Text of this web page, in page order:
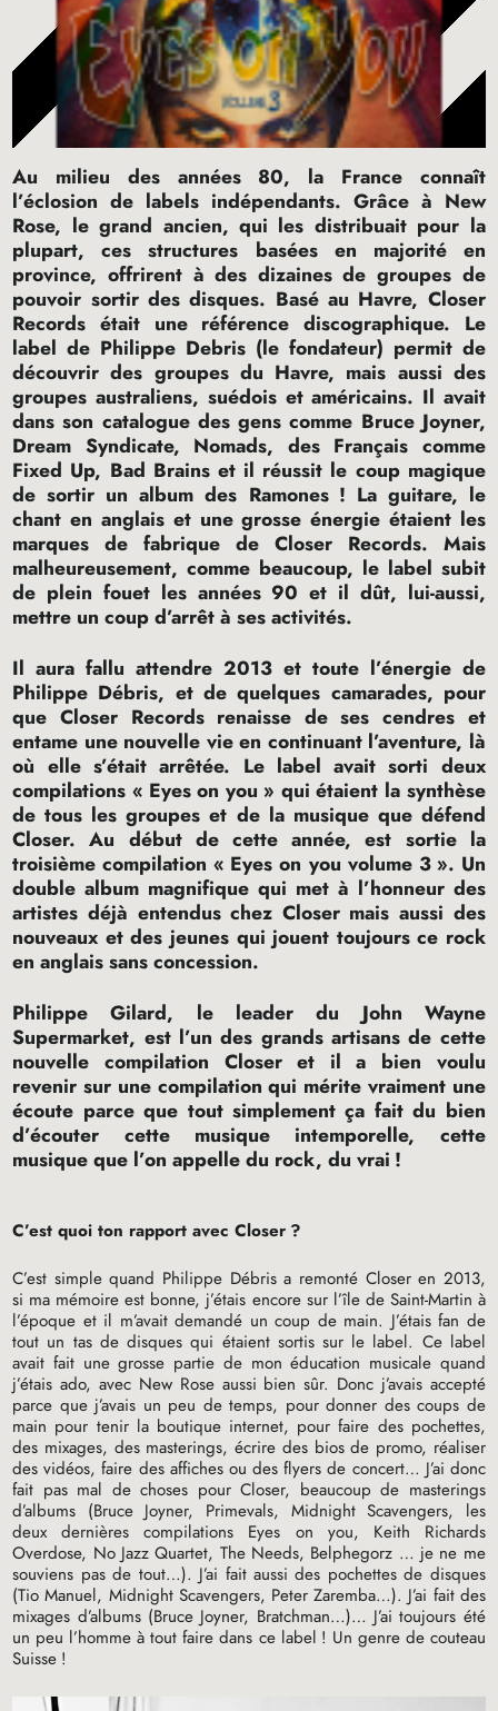
Au milieu des années 80, la France connaît
l’éclosion de labels indépendants. Grâce à New
Rose, le grand ancien, qui les distribuait pour la
plupart, ces structures basées en majorité en
province, offrirent à des dizaines de groupes de
pouvoir sortir des disques. Basé au Havre, Closer
Records était une référence discographique. Le
label de Philippe Debris (le fondateur) permit de
découvrir des groupes du Havre, mais aussi des
groupes australiens, suédois et américains. Il avait
dans son catalogue des gens comme Bruce Joyner,
Dream Syndicate, Nomads, des Français comme
Fixed Up, Bad Brains et il réussit le coup magique
de sortir un album des Ramones ! La guitare, le
chant en anglais et une grosse énergie étaient les
marques de fabrique de Closer Records. Mais
malheureusement, comme beaucoup, le label subit
de plein fouet les années 90 et il dût, lui-aussi,
mettre un coup d’arrêt à ses activités.
Il aura fallu attendre 2013 et toute l’énergie de
Philippe Débris, et de quelques camarades, pour
que Closer Records renaisse de ses cendres et
entame une nouvelle vie en continuant l’aventure, là
où elle s’était arrêtée. Le label avait sorti deux
compilations « Eyes on you » qui étaient la synthèse
de tous les groupes et de la musique que défend
Closer. Au début de cette année, est sortie la
troisième compilation « Eyes on you volume 3 ». Un
double album magnifique qui met à l’honneur des
artistes déjà entendus chez Closer mais aussi des
nouveaux et des jeunes qui jouent toujours ce rock
en anglais sans concession.
Philippe Gilard, le leader du John Wayne
Supermarket, est l’un des grands artisans de cette
nouvelle compilation Closer et il a bien voulu
revenir sur une compilation qui mérite vraiment une
écoute parce que tout simplement ça fait du bien
d’écouter cette musique intemporelle, cette
musique que l’on appelle du rock, du vrai !
C’est quoi ton rapport avec Closer ?
C’est simple quand Philippe Débris a remonté Closer en 2013,
si ma mémoire est bonne, j’étais encore sur l’île de Saint-Martin à
l’époque et il m’avait demandé un coup de main. J’étais fan de
tout un tas de disques qui étaient sortis sur le label. Ce label
avait fait une grosse partie de mon éducation musicale quand
j’étais ado, avec New Rose aussi bien sûr. Donc j’avais accepté
parce que j’avais un peu de temps, pour donner des coups de
main pour tenir la boutique internet, pour faire des pochettes,
des mixages, des masterings, écrire des bios de promo, réaliser
des vidéos, faire des affiches ou des flyers de concert… J’ai donc
fait pas mal de choses pour Closer, beaucoup de masterings
d’albums (Bruce Joyner, Primevals, Midnight Scavengers, les
deux dernières compilations Eyes on you, Keith Richards
Overdose, No Jazz Quartet, The Needs, Belphegorz … je ne me
souviens pas de tout…). J’ai fait aussi des pochettes de disques
(Tio Manuel, Midnight Scavengers, Peter Zaremba…). J’ai fait des
mixages d’albums (Bruce Joyner, Bratchman…)… J’ai toujours été
un peu l’homme à tout faire dans ce label ! Un genre de couteau
Suisse !